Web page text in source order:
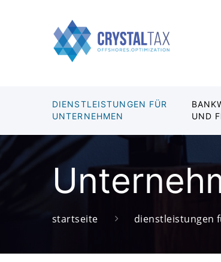
DIENSTLEISTUNGEN FÜR
UNTERNEHMEN
UND
startseite dienstleistungen